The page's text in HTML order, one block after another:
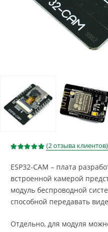
Рейтинг5.00из
(2отзыва клиентов)
ESP32-CAM – плата
встроенной камерой
модуль беспроводной
способной передавать
Отдельно, для модуля